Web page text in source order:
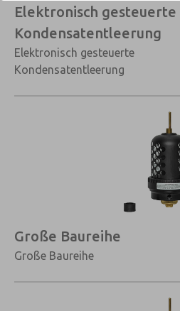
Elektronisch gesteuerte
Kondensatentleerung
Elektronisch gesteuerte
Kondensatentleerung
Große Baureihe
Große Baureihe